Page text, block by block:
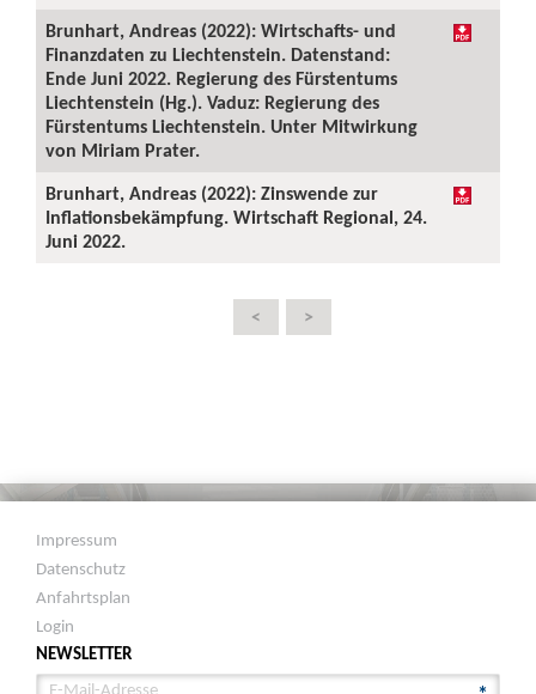
Brunhart, Andreas (2022): Wirtschafts- und
Finanzdaten zu Liechtenstein. Datenstand:
Ende Juni 2022. Regierung des Fürstentums
Liechtenstein (Hg.). Vaduz: Regierung des
Fürstentums Liechtenstein. Unter Mitwirkung
von Miriam Prater.
Brunhart, Andreas (2022): Zinswende zur
Inflationsbekämpfung. Wirtschaft Regional, 24.
Juni 2022.
< >
Impressum
Datenschutz
Anfahrtsplan
Login
NEWSLETTER